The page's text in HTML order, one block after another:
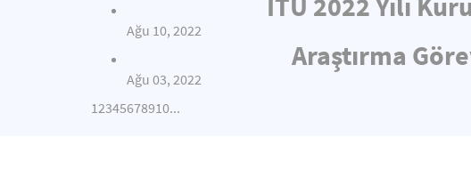
Ağu 10, 2022
Araştırma
Ağu 03, 2022
12345678910...